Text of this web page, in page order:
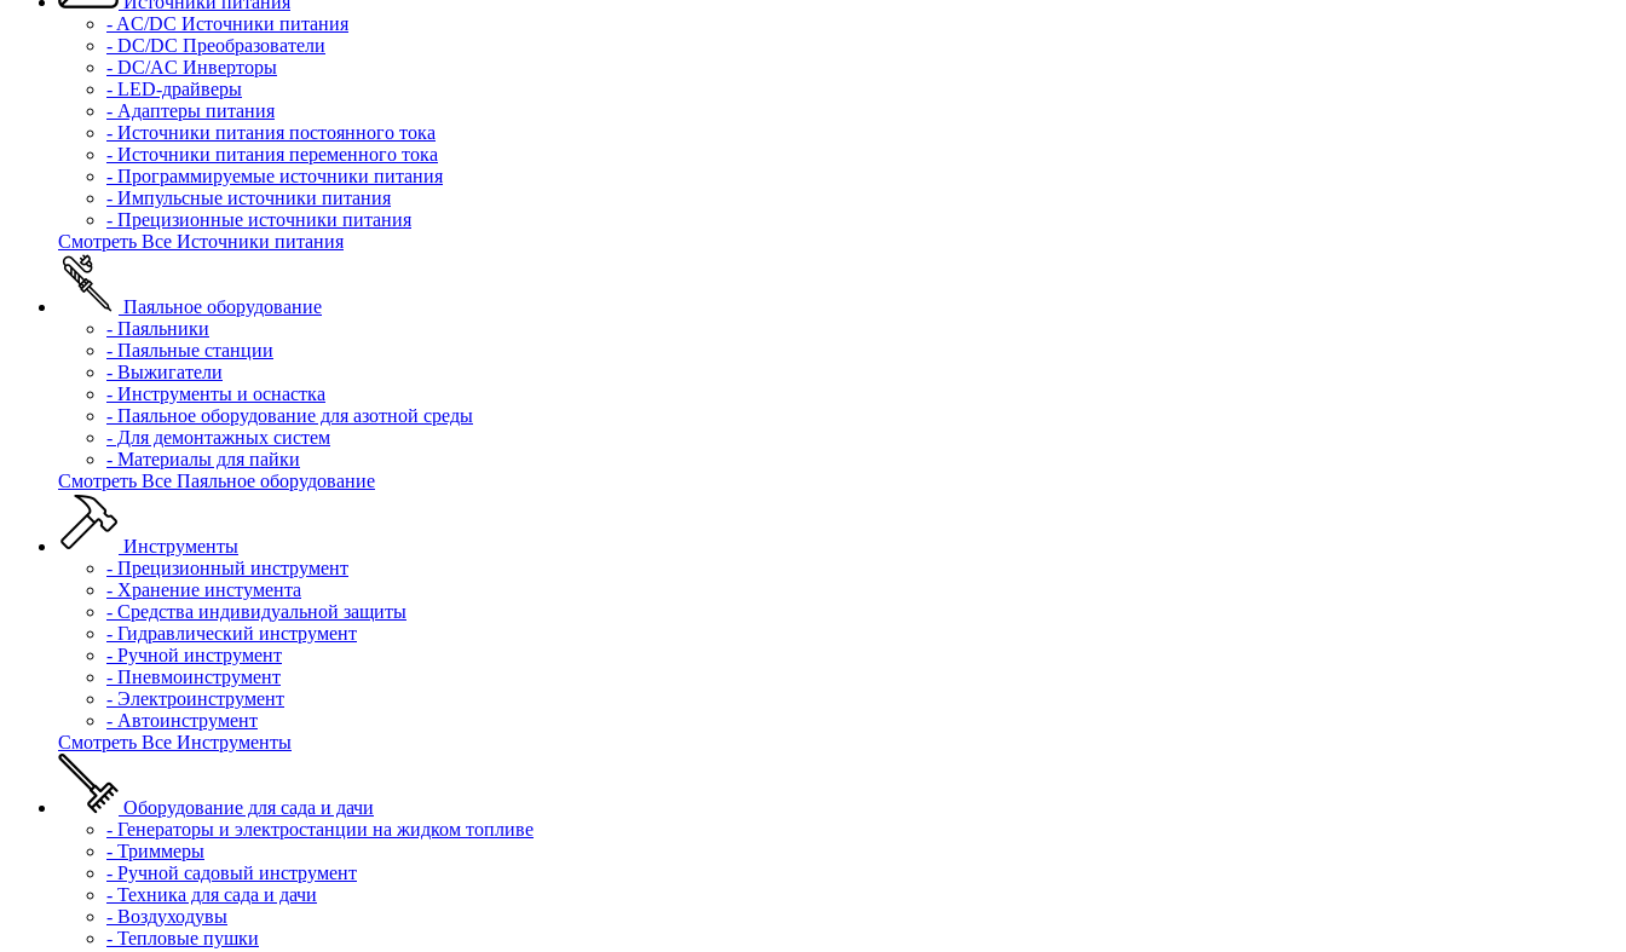
- AC/DC Источники питания
- DC/DC Преобразователи
- DC/AC Инверторы
- LED-драйверы
- Адаптеры питания
- Источники питания постоянного тока
- Источники питания переменного тока
- Программируемые источники питания
- Импульсные источники питания
- Прецизионные источники питания
Смотреть Все Источники питания
Паяльное оборудование
- Паяльники
- Паяльные станции
- Выжигатели
- Инструменты и оснастка
- Паяльное оборудование для азотной среды
- Для демонтажных систем
- Материалы для пайки
Смотреть Все Паяльное оборудование
Инструменты
- Прецизионный инструмент
- Хранение инстумента
- Средства индивидуальной защиты
- Гидравлический инструмент
- Ручной инструмент
- Пневмоинструмент
- Электроинструмент
- Автоинструмент
Смотреть Все Инструменты
Оборудование для сада и дачи
- Генераторы и электростанции на жидком топливе
- Триммеры
- Ручной садовый инструмент
- Техника для сада и дачи
- Воздуходувы
- Тепловые пушки